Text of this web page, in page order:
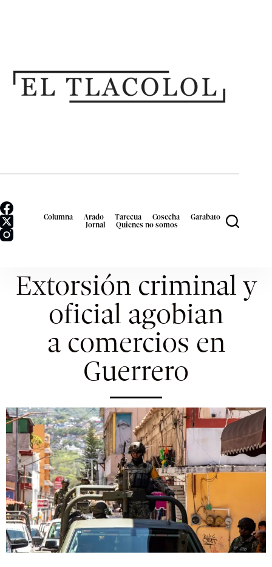
Columna Arado Tarecua Cosecha
Garabato
Jornal
Quienes no somos
Extorsión criminal y
oficial agobian
a comercios en
Guerrero